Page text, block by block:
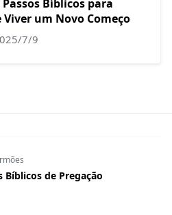
Bíblicos para
Viver um Novo Começo
7/9
Bíblicos de Pregação